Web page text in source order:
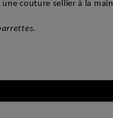
couture sellier à la main